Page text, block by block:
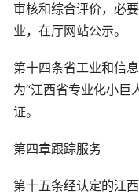
审核和综合评价，必
业，在厅网站公示。
第十四条省工业和信
为“江西省专业化小巨
证。
第四章跟踪服务
第十五条经认定的江